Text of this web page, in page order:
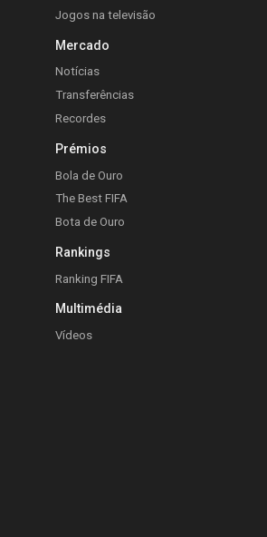
Jogos na televisão
Mercado
Notícias
Transferências
Recordes
Prémios
Bola de Ouro
The Best FIFA
Bota de Ouro
Rankings
Ranking FIFA
Multimédia
Vídeos